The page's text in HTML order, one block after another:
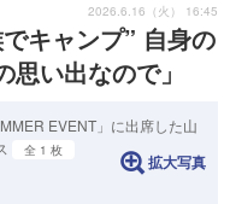
キャンプ” 自身の
い出なので」
2026.6.16（火） 16:45
EVENT」に出席した山
全 1 枚
拡大写真